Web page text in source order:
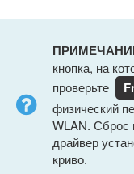
кнопка, на
проверьте
физический
WLAN. Сброс
драйвер
криво.